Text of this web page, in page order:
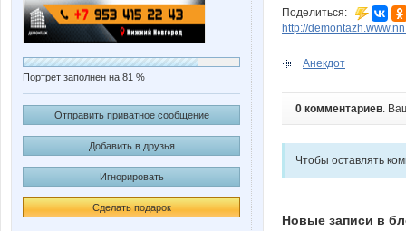
Портрет заполнен на 81 %
Отправить приватное сообщение
Добавить в друзья
Игнорировать
Сделать подарок
Поделиться:
http://
Анекдот
0 комментариев.
Чтобы оставлять
Новые записи в